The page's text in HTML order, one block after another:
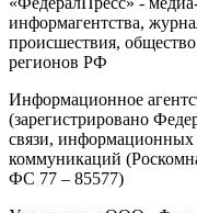
информагентства,
происшествия,
регионов РФ
Информационное
(зарегистрировано
связи,
коммуникаций
ФС 77 – 85577)